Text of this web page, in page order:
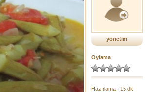
yonetim
Oylama
Hazırlama : 15 dk